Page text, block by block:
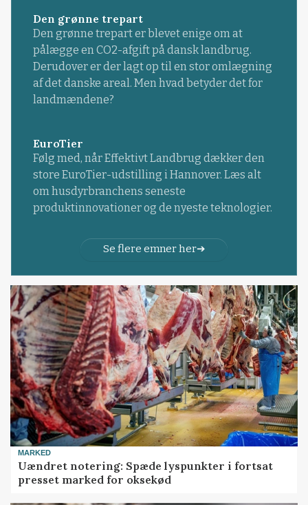
Den grønne trepart
Den grønne trepart er blevet enige om at
pålægge en CO2-afgift på dansk landbrug.
Derudover er der lagt op til en stor omlægning
af det danske areal. Men hvad betyder det for
landmændene?
EuroTier
Følg med, når Effektivt Landbrug dækker den
store EuroTier-udstilling i Hannover. Læs alt
om husdyrbranchens seneste
produktinnovationer og de nyeste teknologier.
Se flere emner her
MARKED
Uændret notering: Spæde lyspunkter i fortsat
presset marked for oksekød